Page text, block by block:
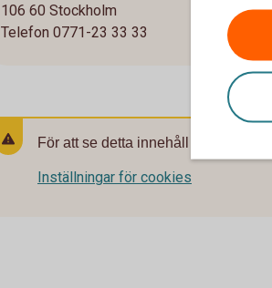
106 60 Stockholm
Telefon 0771-23 33 33
För att se detta innehåll behöver du
Inställningar för cookies